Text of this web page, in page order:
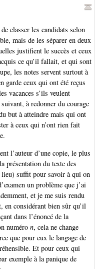
classer les candidats selon
mais de les séparer en deux
justifient le succès et ceux
ce qu’il fallait, et qui sont
les notes servent surtout à
garde ceux qui ont été reçus
vacances s’ils veulent
à redonner du courage
but à atteindre mais qui ont
à ceux qui n’ont rien fait
l’auteur d’une copie, le plus
présentation du texte des
lieu) suffit pour savoir à qui on
un problème que j’ai
et je me suis rendu
en considérant bien sûr qu’il
dans l’énoncé de la
numéro n, cela ne change
que pour eux le langage de
Et pour ceux qui
exemple à la panique de